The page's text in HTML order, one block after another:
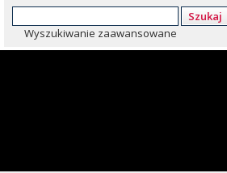
Szukaj
Wyszukiwanie zaawansowane